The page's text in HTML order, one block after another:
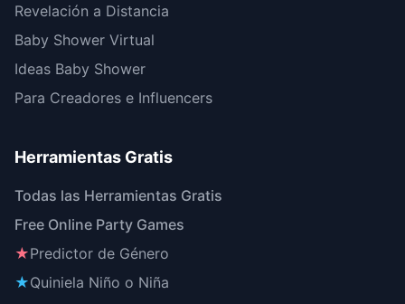
Revelación a Distancia
Baby Shower Virtual
Ideas Baby Shower
Para Creadores e Influencers
Herramientas Gratis
Todas las Herramientas Gratis
Free Online Party Games
★Predictor de Género
★Quiniela Niño o Niña